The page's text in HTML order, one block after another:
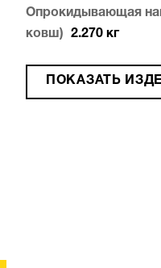
Опрокидывающая
ковш)
2.270 кг
ПОКАЗАТЬ